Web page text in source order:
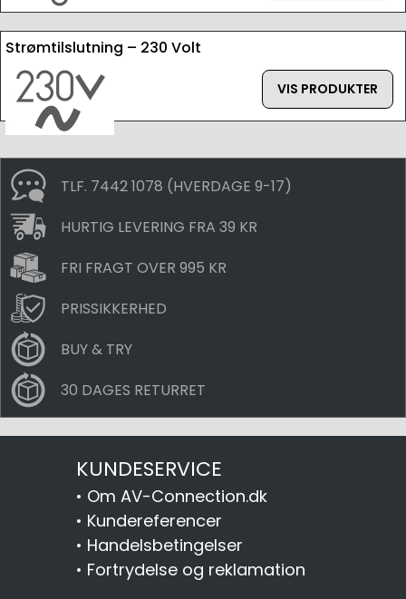
Strømtilslutning – 230 Volt
VIS PRODUKTER
TLF. 7442 1078 (HVERDAGE 9-17)
HURTIG LEVERING FRA 39 KR
FRI FRAGT OVER 995 KR
PRISSIKKERHED
BUY & TRY
30 DAGES RETURRET
KUNDESERVICE
• Om AV-Connection.dk
• Kundereferencer
• Handelsbetingelser
• Fortrydelse og reklamation